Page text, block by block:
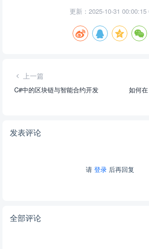
更新：2025-10-31
上一篇
C#中的区块链与智能合约开发
如何
发表评论
请 登录后再回复
全部评论